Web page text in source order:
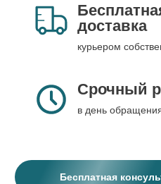
доставка
курьером
Срочный
в день
Бесплатная